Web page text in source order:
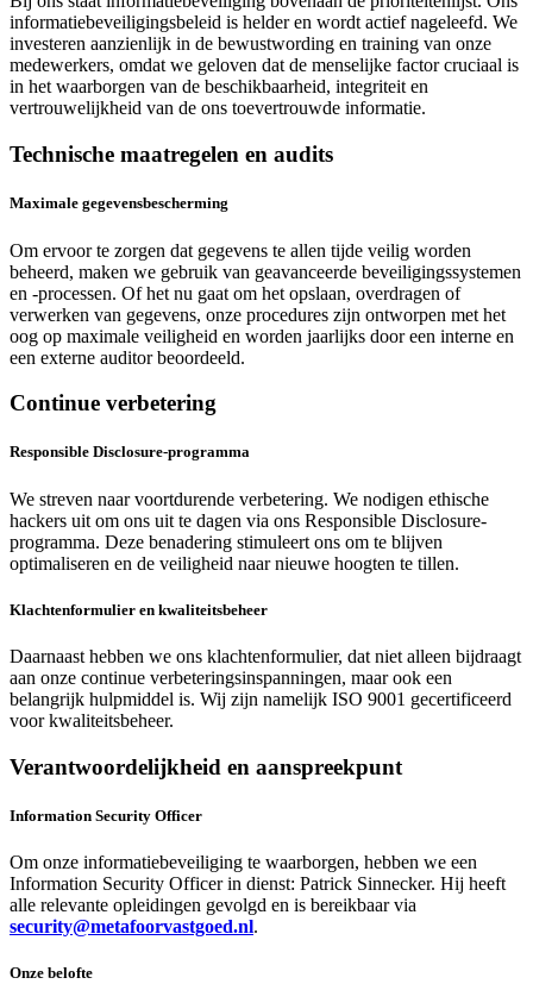
informatiebeveiligingsbeleid is helder en wordt actief nageleefd. We
investeren aanzienlijk in de bewustwording en training van onze
medewerkers, omdat we geloven dat de menselijke factor cruciaal is
in het waarborgen van de beschikbaarheid, integriteit en
vertrouwelijkheid van de ons toevertrouwde informatie.
Technische maatregelen en audits
Maximale gegevensbescherming
Om ervoor te zorgen dat gegevens te allen tijde veilig worden
beheerd, maken we gebruik van geavanceerde beveiligingssystemen
en -processen. Of het nu gaat om het opslaan, overdragen of
verwerken van gegevens, onze procedures zijn ontworpen met het
oog op maximale veiligheid en worden jaarlijks door een interne en
een externe auditor beoordeeld.
Continue verbetering
Responsible Disclosure-programma
We streven naar voortdurende verbetering. We nodigen ethische
hackers uit om ons uit te dagen via ons Responsible Disclosure-
programma. Deze benadering stimuleert ons om te blijven
optimaliseren en de veiligheid naar nieuwe hoogten te tillen.
Klachtenformulier en kwaliteitsbeheer
Daarnaast hebben we ons klachtenformulier, dat niet alleen bijdraagt
aan onze continue verbeteringsinspanningen, maar ook een
belangrijk hulpmiddel is. Wij zijn namelijk ISO 9001 gecertificeerd
voor kwaliteitsbeheer.
Verantwoordelijkheid en aanspreekpunt
Information Security Officer
Om onze informatiebeveiliging te waarborgen, hebben we een
Information Security Officer in dienst: Patrick Sinnecker. Hij heeft
alle relevante opleidingen gevolgd en is bereikbaar via
security@metafoorvastgoed.nl.
Onze belofte